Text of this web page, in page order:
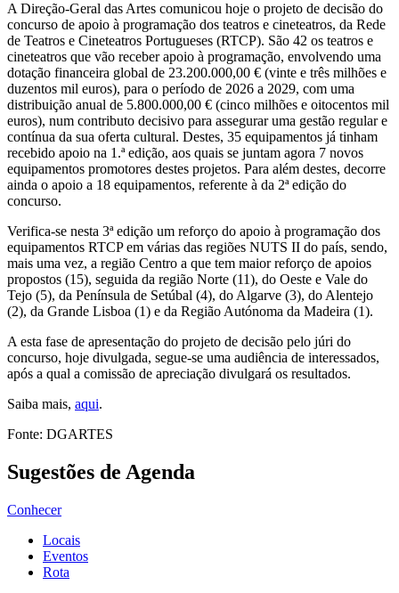
A Direção-Geral das Artes comunicou hoje o projeto de decisão do
concurso de apoio à programação dos teatros e cineteatros, da Rede
de Teatros e Cineteatros Portugueses (RTCP). São 42 os teatros e
cineteatros que vão receber apoio à programação, envolvendo uma
dotação financeira global de 23.200.000,00 € (vinte e três milhões e
duzentos mil euros), para o período de 2026 a 2029, com uma
distribuição anual de 5.800.000,00 € (cinco milhões e oitocentos mil
euros), num contributo decisivo para assegurar uma gestão regular e
contínua da sua oferta cultural. Destes, 35 equipamentos já tinham
recebido apoio na 1.ª edição, aos quais se juntam agora 7 novos
equipamentos promotores destes projetos. Para além destes, decorre
ainda o apoio a 18 equipamentos, referente à da 2ª edição do
concurso.
Verifica-se nesta 3ª edição um reforço do apoio à programação dos
equipamentos RTCP em várias das regiões NUTS II do país, sendo,
mais uma vez, a região Centro a que tem maior reforço de apoios
propostos (15), seguida da região Norte (11), do Oeste e Vale do
Tejo (5), da Península de Setúbal (4), do Algarve (3), do Alentejo
(2), da Grande Lisboa (1) e da Região Autónoma da Madeira (1).
A esta fase de apresentação do projeto de decisão pelo júri do
concurso, hoje divulgada, segue-se uma audiência de interessados,
após a qual a comissão de apreciação divulgará os resultados.
Saiba mais, aqui.
Fonte: DGARTES
Sugestões de Agenda
Conhecer
Locais
Eventos
Rota